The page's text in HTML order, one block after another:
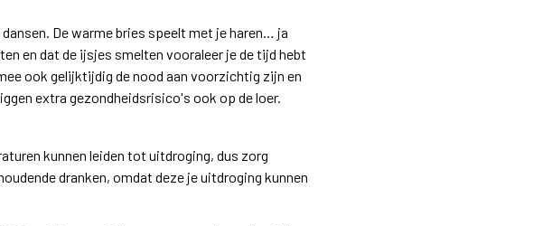
De warme bries speelt met je haren… ja
en dat de ijsjes smelten vooraleer je de tijd hebt
ook gelijktijdig de nood aan voorzichtig zijn en
extra gezondheidsrisico's ook op de loer.
kunnen leiden tot uitdroging, dus zorg
dranken, omdat deze je uitdroging kunnen